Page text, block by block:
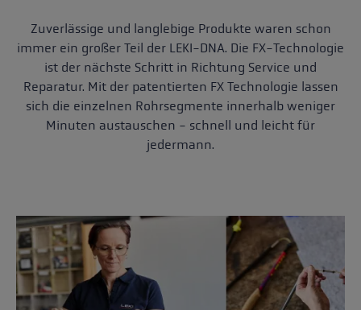
Zuverlässige und langlebige Produkte waren schon
immer ein großer Teil der LEKI-DNA. Die FX-Technologie
ist der nächste Schritt in Richtung Service und
Reparatur. Mit der patentierten FX Technologie lassen
sich die einzelnen Rohrsegmente innerhalb weniger
Minuten austauschen - schnell und leicht für
jedermann.